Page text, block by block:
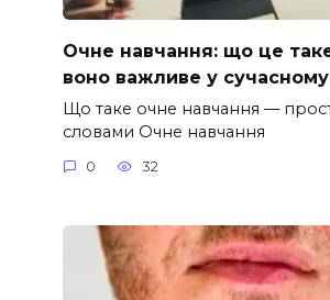
Очне навчання: що це
воно важливе у сучасному
Що таке очне навчання —
словами Очне навчання
0 32